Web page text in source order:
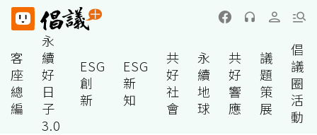
客
座
總
編
永
續
好
日
子
3.0
ESG
創
新
ESG
新
知
共
好
社
會
永
續
地
球
共
好
響
應
議
題
策
展
倡
議
圈
活
動